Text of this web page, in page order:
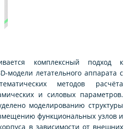
комплексный подход к
модели летательного аппарата с
методов расчёта
и силовых параметров.
моделированию структуры
функциональных узлов и
в зависимости от внешних